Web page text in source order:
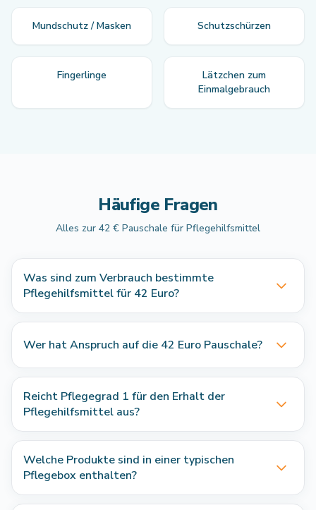
Mundschutz / Masken Schutzschürzen
Fingerlinge
Lätzchen zum
Einmalgebrauch
Häufige Fragen
Alles zur 42 € Pauschale für Pflegehilfsmittel
Was sind zum Verbrauch bestimmte
Pflegehilfsmittel für 42 Euro?
Wer hat Anspruch auf die 42 Euro Pauschale?
Reicht Pflegegrad 1 für den Erhalt der
Pflegehilfsmittel aus?
Welche Produkte sind in einer typischen
Pflegebox enthalten?